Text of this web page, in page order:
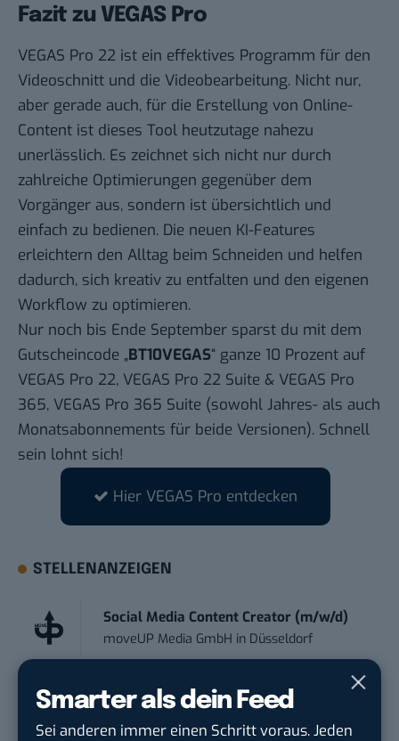
Smarter als dein Feed
Sei anderen immer einen Schritt voraus. Jeden
Fazit zu VEGAS Pro
VEGAS Pro 22 ist ein effektives Programm für den
Videoschnitt und die Videobearbeitung. Nicht nur,
aber gerade auch, für die Erstellung von Online-
Content ist dieses Tool heutzutage nahezu
unerlässlich. Es zeichnet sich nicht nur durch
zahlreiche Optimierungen gegenüber dem
Vorgänger aus, sondern ist übersichtlich und
einfach zu bedienen. Die neuen KI-Features
erleichtern den Alltag beim Schneiden und helfen
dadurch, sich kreativ zu entfalten und den eigenen
Workflow zu optimieren.
Nur noch bis Ende September sparst du mit dem
Gutscheincode „BT10VEGAS“ ganze 10 Prozent auf
VEGAS Pro 22, VEGAS Pro 22 Suite & VEGAS Pro
365, VEGAS Pro 365 Suite (sowohl Jahres- als auch
Monatsabonnements für beide Versionen). Schnell
sein lohnt sich!
Hier VEGAS Pro entdecken
STELLENANZEIGEN
Social Media Content Creator (m/w/d)
moveUP Media GmbH in Düsseldorf
Anforderungs- und Projektmanager
touristische...
trendtours Holding GmbHinEschborn